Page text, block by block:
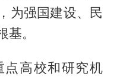
为强国建设、民
。
点高校和研究机